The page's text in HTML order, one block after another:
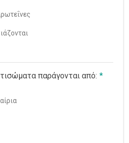
παράγονται από: *